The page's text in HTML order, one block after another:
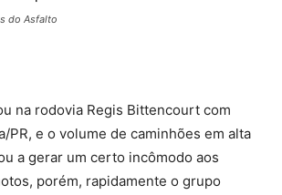
do Asfalto
na rodovia Regis Bittencourt com
PR, e o volume de caminhões em alta
a gerar um certo incômodo aos
porém, rapidamente o grupo